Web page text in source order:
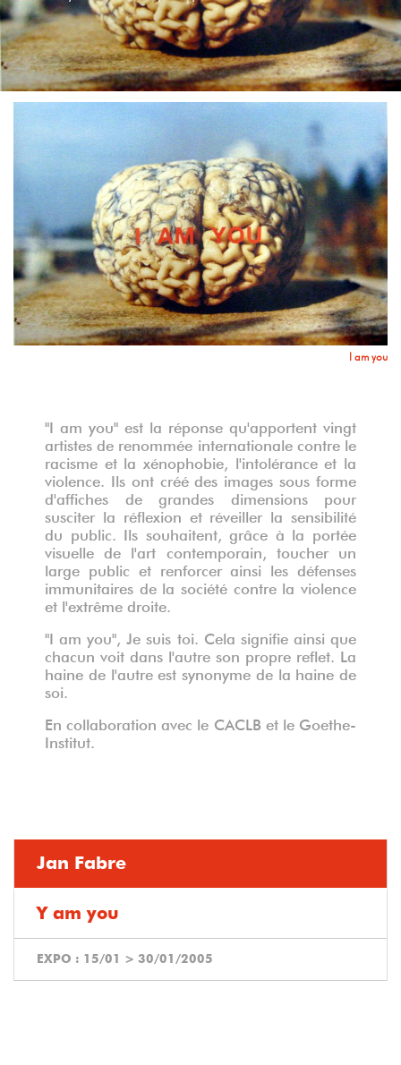
I am you
"I am you" est la réponse qu'apportent vingt
artistes de renommée internationale contre le
racisme et la xénophobie, l'intolérance et la
violence. Ils ont créé des images sous forme
d'affiches de grandes dimensions pour
susciter la réflexion et réveiller la sensibilité
du public. Ils souhaitent, grâce à la portée
visuelle de l'art contemporain, toucher un
large public et renforcer ainsi les défenses
immunitaires de la société contre la violence
et l'extrême droite.
"I am you", Je suis toi. Cela signifie ainsi que
chacun voit dans l'autre son propre reflet. La
haine de l'autre est synonyme de la haine de
soi.
En collaboration avec le CACLB et le Goethe-
Institut.
Jan Fabre
Y am you
EXPO : 15/01 > 30/01/2005